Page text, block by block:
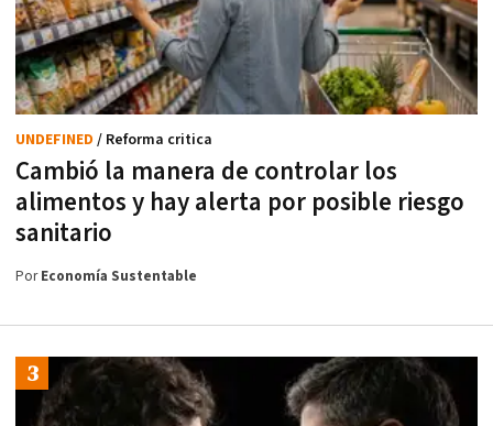
Cambió la manera de controlar los
alimentos y hay alerta por posible riesgo
sanitario
UNDEFINED / Reforma critica
PorEconomía Sustentable